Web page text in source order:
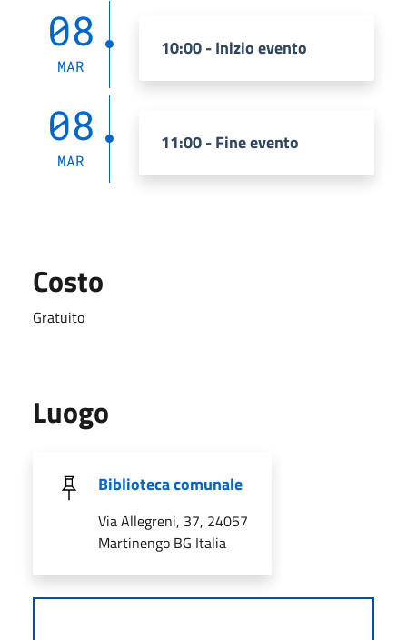
08
MAR
10:00 - Inizio evento
08
MAR
11:00 - Fine evento
Costo
Gratuito
Luogo
Biblioteca comunale
Via Allegreni, 37, 24057
Martinengo BG Italia